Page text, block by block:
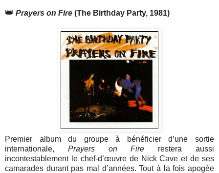
👑 Prayers on Fire (The Birthday Party, 1981)
Premier album du groupe à bénéficier d’une sortie
internationale, Prayers on Fire restera aussi
incontestablement le chef-d’œuvre de Nick Cave et de ses
camarades durant pas mal d’années. Tout à la fois apogée